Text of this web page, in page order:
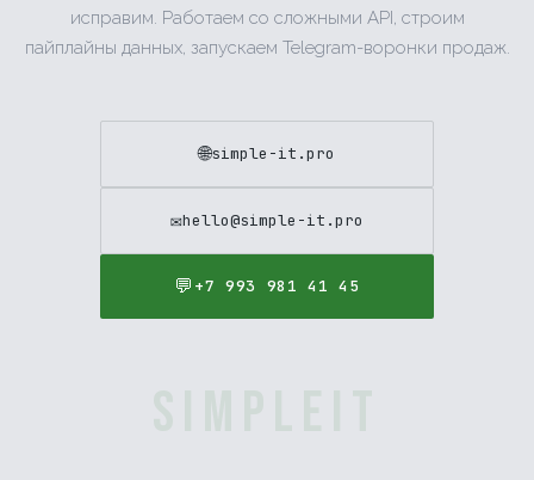
исправим. Работаем со сложными API, строим
пайплайны данных, запускаем Telegram-воронки продаж.
🌐simple-it.pro
✉️hello@simple-it.pro
💬 +7 993 981 41 45